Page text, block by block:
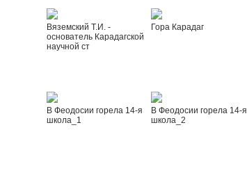
Вяземский Т.И. -
основатель Карадагской
научной ст
Гора Карадаг
В Феодосии горела 14-я
школа_1
В Феодосии горела 14-я
школа_2